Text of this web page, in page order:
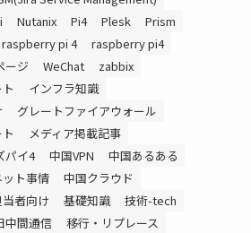
Nutanix Pi4 Plesk
Prism
raspberry pi 4
raspberry pi4
ージ WeChat
zabbix
インフラ知識
グレートファイアウォール
メディア掲載記事
パイ4 中国VPN
中国あるある
ト事情
中国クラウド
者向け
基礎知識
技術-tech
中間通信 移行・リプレース